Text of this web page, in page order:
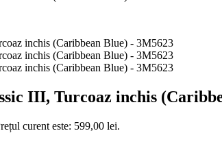
III, Turcoaz inchis
curent este: 599,00 lei.